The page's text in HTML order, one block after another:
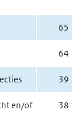
65
64
39
en/of
38